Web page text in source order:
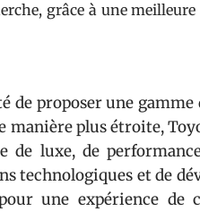
grâce à une
de proposer une
manière plus étroite,
de luxe, de
technologiques et de
une expérience de